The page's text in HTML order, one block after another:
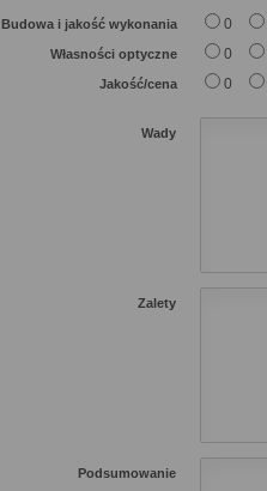
Budowa i jakość wykonania 0
Własności optyczne 0
Jakość/cena 0
Wady
Zalety
Podsumowanie